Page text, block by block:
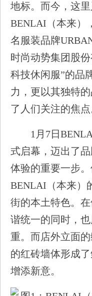
地标。而今，这
BENLAI（本来）
名服装品牌
时尚动势集团股
科技休闲服”的品
力，更以其独特
了人们关注的焦点
1月7日
式启幕，迈出了
体验的重要一步。
BENLAI（本来）
街的本土特色。
谐统一的同时，
重。而店外立面
的红砖墙体形成
增添新意。